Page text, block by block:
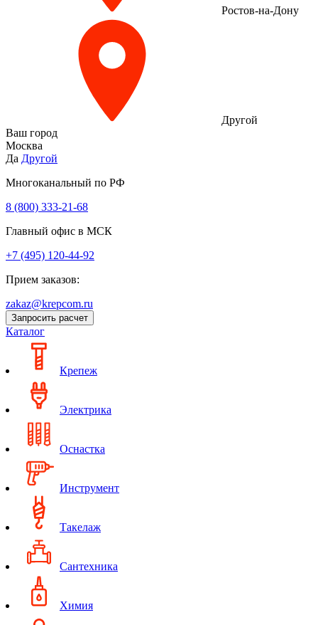
Ростов-на-Дону
Другой
Ваш город
Москва
Да Другой
Многоканальный по РФ
8 (800) 333‑21-68
Главный офис в МСК
+7 (495) 120-44-92
Прием заказов:
zakaz@krepcom.ru
Запросить расчет
Каталог
Крепеж
Электрика
Оснастка
Инструмент
Такелаж
Сантехника
Химия